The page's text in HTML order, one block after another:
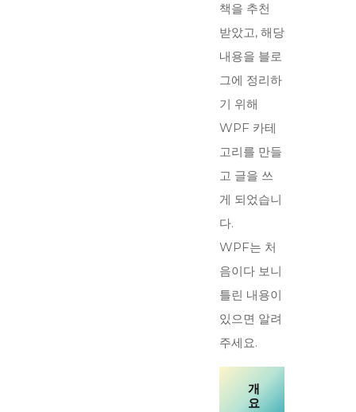
책을 추천
받았고, 해당
내용을 블로
그에 정리하
기 위해
WPF 카테
고리를 만들
고 글을 쓰
게 되었습니
다.
WPF는 처
음이다 보니
틀린 내용이
있으면 알려
주세요.
개
요